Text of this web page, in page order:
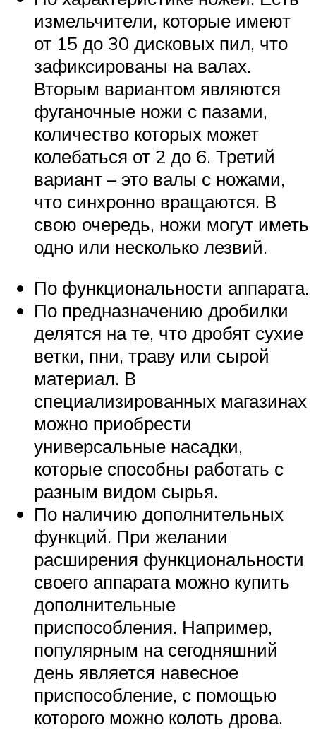
измельчители, которые имеют
от 15 до 30 дисковых пил, что
зафиксированы на валах.
Вторым вариантом являются
фуганочные ножи с пазами,
количество которых может
колебаться от 2 до 6. Третий
вариант – это валы с ножами,
что синхронно вращаются. В
свою очередь, ножи могут иметь
одно или несколько лезвий.
По функциональности аппарата.
По предназначению дробилки
делятся на те, что дробят сухие
ветки, пни, траву или сырой
материал. В
специализированных магазинах
можно приобрести
универсальные насадки,
которые способны работать с
разным видом сырья.
По наличию дополнительных
функций. При желании
расширения функциональности
своего аппарата можно купить
дополнительные
приспособления. Например,
популярным на сегодняшний
день является навесное
приспособление, с помощью
которого можно колоть дрова.